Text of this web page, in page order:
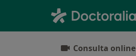
Consulta online